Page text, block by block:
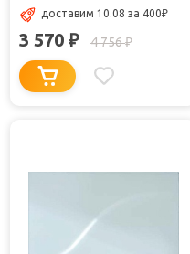
доставим 10.08 за 400₽
3 570 ₽ 4 756₽